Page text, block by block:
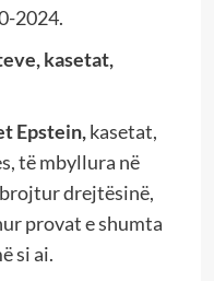
2024.
kasetat,
Epstein,kasetat,
të mbyllura në
drejtësinë,
provat e shumta
si ai.